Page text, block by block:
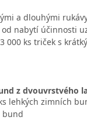
a dlouhými
nabytí účinnosti
ks triček s
z dvouvrstvého
lehkých zimních
bund